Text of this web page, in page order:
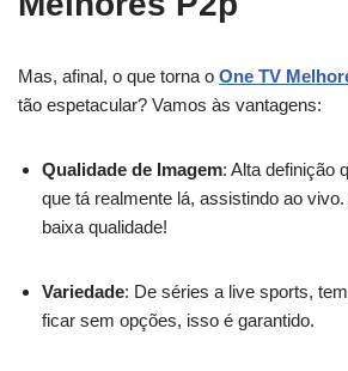
Mas, afinal, o que torna o One TV
tão espetacular? Vamos às vantagens:
Qualidade de Imagem: Alta definição
que tá realmente lá, assistindo ao
baixa qualidade!
Variedade: De séries a live sports,
ficar sem opções, isso é garantido.